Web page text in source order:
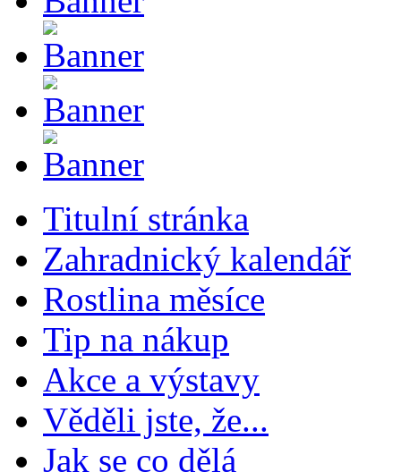
Titulní stránka
Zahradnický kalendář
Rostlina měsíce
Tip na nákup
Akce a výstavy
Věděli jste, že...
Jak se co dělá